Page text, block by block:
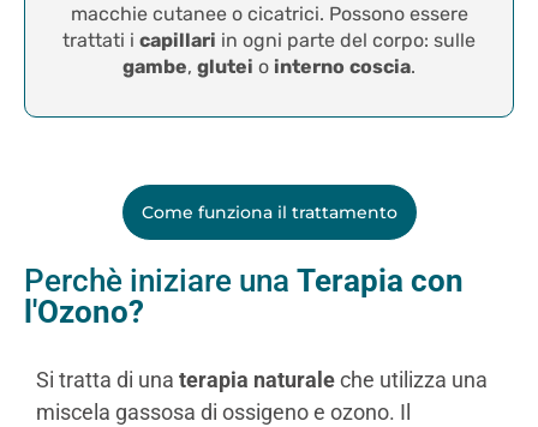
macchie cutanee o cicatrici. Possono essere
trattati i capillari in ogni parte del corpo: sulle
gambe, glutei o interno coscia.
Come funziona il trattamento
Perchè iniziare una Terapia con
l'Ozono?
Si tratta di una terapia naturaleche utilizza una
miscela gassosa di ossigeno e ozono. Il